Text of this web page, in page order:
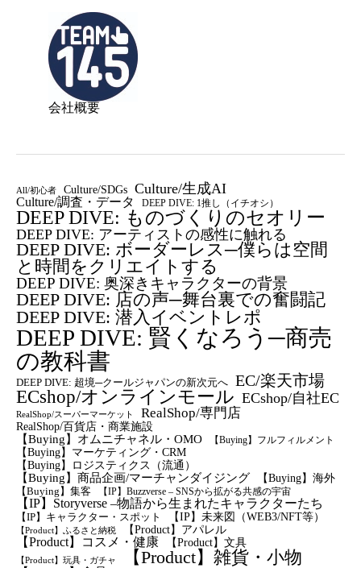
会社概要
All/初心者 Culture/SDGs Culture/生成AI
Culture/調査・データ DEEP DIVE: 1推し（イチオシ）
DEEP DIVE: ものづくりのセオリー
DEEP DIVE: アーティストの感性に触れる
DEEP DIVE: ボーダーレス─僕らは空間
と時間をクリエイトする
DEEP DIVE: 奥深きキャラクターの背景
DEEP DIVE: 店の声─舞台裏での奮闘記
DEEP DIVE: 潜入イベントレポ
DEEP DIVE: 賢くなろう─商売
の教科書
DEEP DIVE: 超境─クールジャパンの新次元へ EC/楽天市場
ECshop/オンラインモール ECshop/自社EC
RealShop/スーパーマーケット RealShop/専門店
RealShop/百貨店・商業施設
【Buying】オムニチャネル・OMO
【Buying】フルフィルメント
【Buying】マーケティング・CRM
【buying】ロジスティクス（流通）
【Buying】商品企画/マーチャンダイジング 【Buying】海外
【Buying】集客 【IP】Buzzverse – SNSから拡がる共感の宇宙
【IP】Storyverse –物語から生まれたキャラクターたち
【IP】キャラクター・スポット 【IP】未来図（WEB3/NFT等）
【Product】ふるさと納税 【Product】アパレル
【Product】コスメ・健康 【Product】文具
【Product】玩具・ガチャ 【Product】雑貨・小物